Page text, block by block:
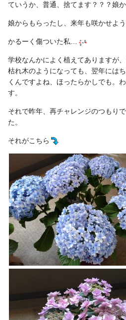
ていうか、普通、捨てます？？？娘
娘からもらったし、来年も咲かせよ
かるーく傷ついた私…
学校なんかによく植えてありますが
枯れ木のようになっても、翌年には
くんですよね、ほったらかしでも。
す。
それで昨年、再チャレンジのつもり
た。
それがこちら